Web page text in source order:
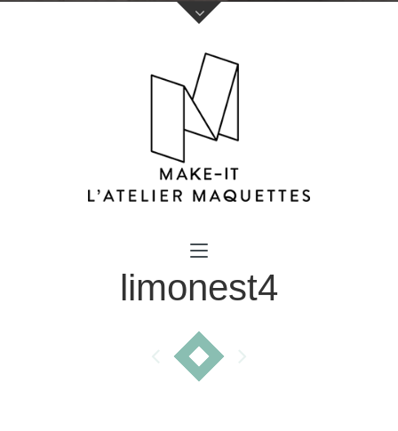
Votre nom (obligatoire)
Votre e-mail (obligatoire)limonest4